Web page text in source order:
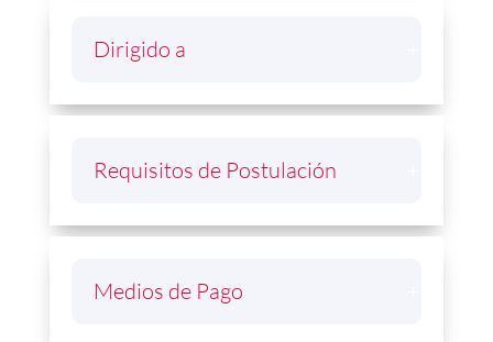
Dirigido a
Requisitos de Postulación
Medios de Pago